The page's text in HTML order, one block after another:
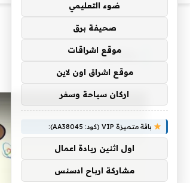
وطالبة
ضوء التعليمي
صحيفة برق
موقع اشراقات
موقع اشراق اون لاين
اركان سياحة وسفر
باقة متميزة VIP (كود: AA38045):
اول اثنين ريادة اعمال
مشاركة ارباح ادسنس